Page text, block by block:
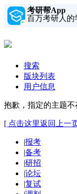
考研帮App
百万考研人的
搜索
版块列表
用户信息
抱歉，指定的主题
[ 点击这里返回上一
|报考
|备考
|研招
|论坛
|复试